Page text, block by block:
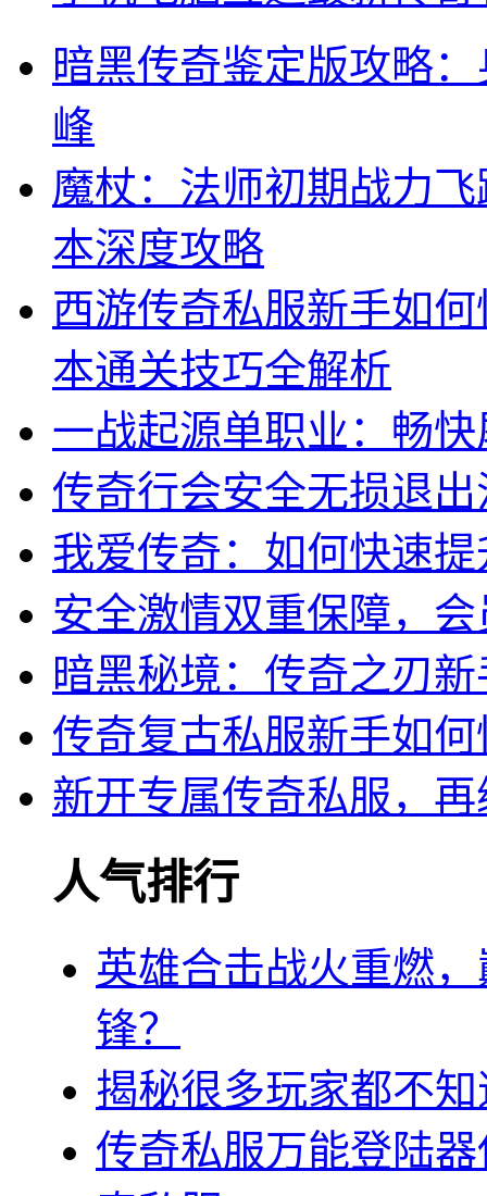
暗黑传奇鉴定版攻略
峰
魔杖：法师初期战力
本深度攻略
西游传奇私服新手如
本通关技巧全解析
一战起源单职业：畅
传奇行会安全无损退
我爱传奇：如何快速
安全激情双重保障，
暗黑秘境：传奇之刃
传奇复古私服新手如
新开专属传奇私服，
人气排行
英雄合击战火重燃
锋？
揭秘很多玩家都不
传奇私服万能登陆